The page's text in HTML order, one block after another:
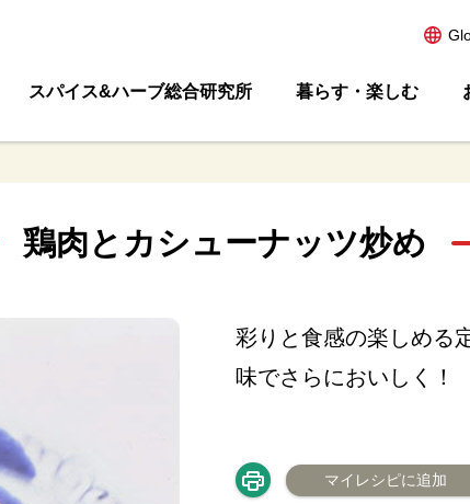
スパイス&ハーブ総合研究所 暮らす・楽しむ
鶏肉とカシューナッツ炒め
彩りと食感の楽しめる
味でさらにおいしく！
マイレシピに追加